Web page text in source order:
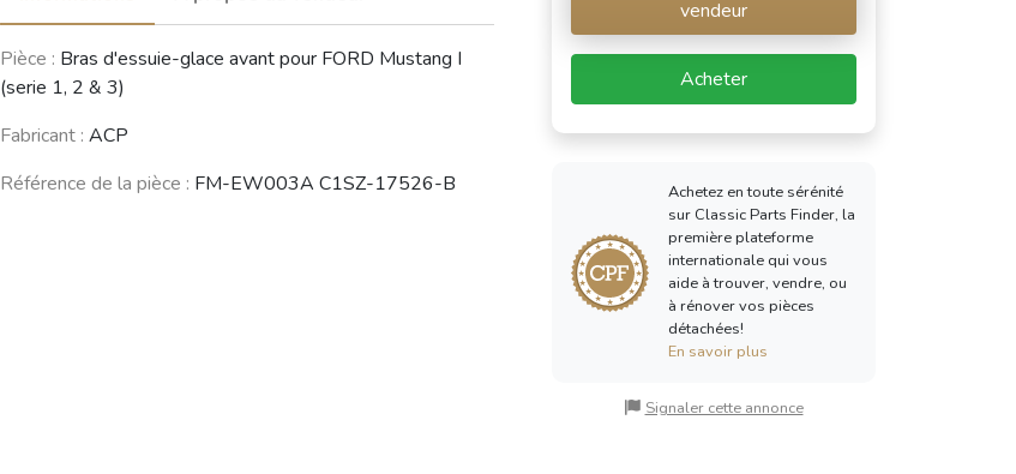
Pièce : Bras d'essuie-glace avant pour FORD Mustang I
(serie 1, 2 & 3)
Fabricant : ACP
Référence de la pièce : FM-EW003A C1SZ-17526-B
vendeur
Acheter
Achetez en toute sérénité
sur Classic Parts Finder, la
première plateforme
internationale qui vous
aide à trouver, vendre, ou
à rénover vos pièces
détachées!
En savoir plus
Signaler cette annonce